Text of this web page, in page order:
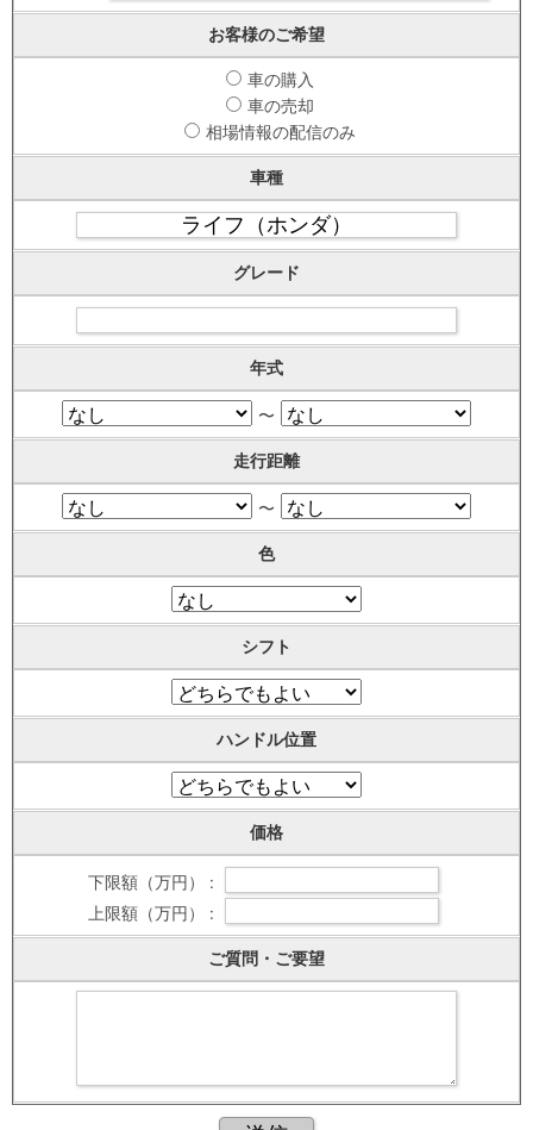
お客様のご希望
車の購入
車の売却
相場情報の配信のみ
車種
グレード
年式
〜
走行距離
〜
色
シフト
ハンドル位置
価格
下限額（万円） :
上限額（万円） :
ご質問・ご要望